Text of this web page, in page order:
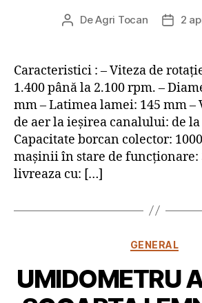
Autor
DeAgri Tocan
Dată
2
Caracteristici : – Viteza de
1.400 până la 2.100 rpm. –
mm – Latimea lamei: 145 mm
de aer la ieșirea canalului: de la
Capacitate borcan colector:
mașinii în stare de funcționare:
livreaza cu: […]
Categorii
GENERAL
UMIDOMETRU